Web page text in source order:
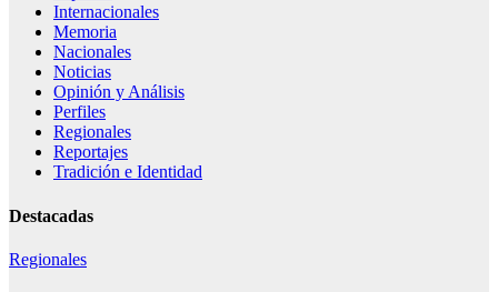
Internacionales
Memoria
Nacionales
Noticias
Opinión y Análisis
Perfiles
Regionales
Reportajes
Tradición e Identidad
Destacadas
Regionales